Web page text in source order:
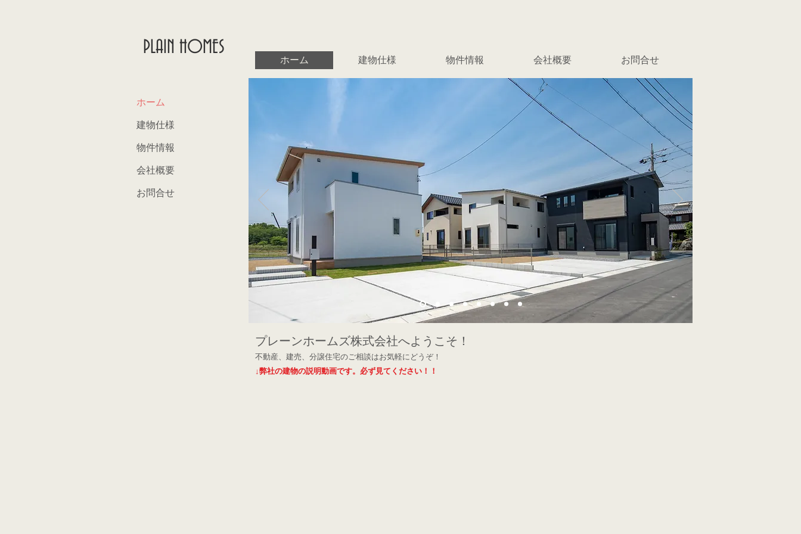
PLAIN HOMES
ホーム 建物仕様 物件情報 会社概要 お問合せ
ホーム
建物仕様
物件情報
会社概要
お問合せ
​プレーンホームズ株式会社へようこそ！
不動産、建売、分譲住宅のご相談はお気軽にどうぞ！
↓弊社の建物の説明動画です。必ず見てください！！